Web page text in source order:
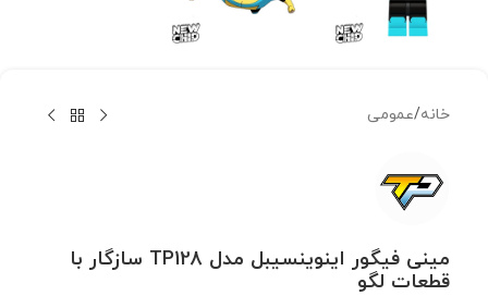
خانه/عمومی
مینی فیگور اینوینسیبل مدل TP128 سازگار با
قطعات لگو